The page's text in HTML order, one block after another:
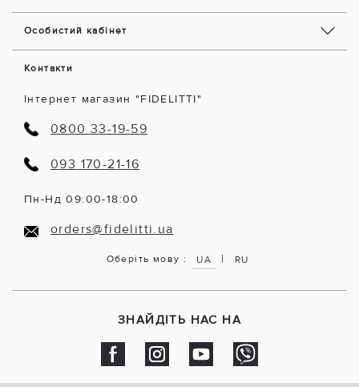
Особистий кабінет
Контакти
Інтернет магазин "FIDELITTI"
0800 33-19-59
093 170-21-16
Пн-Нд 09:00-18:00
orders@fidelitti.ua
Оберіть мову : UA | RU
ЗНАЙДІТЬ НАС НА